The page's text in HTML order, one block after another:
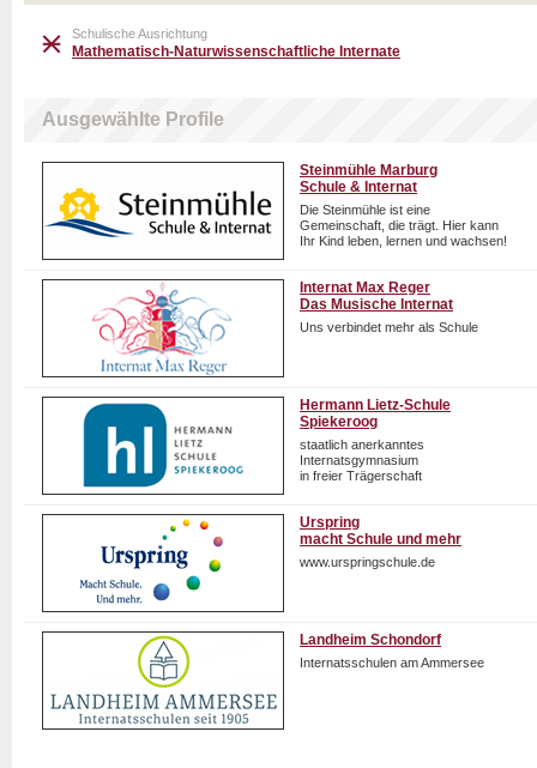
Schulische Ausrichtung
Mathematisch-Naturwissenschaftliche Internate
Ausgewählte Profile
Steinmühle Marburg
Schule & Internat
Die Steinmühle ist eine
Gemeinschaft, die trägt. Hier kann
Ihr Kind leben, lernen und wachsen!
Internat Max Reger
Das Musische Internat
Uns verbindet mehr als Schule
Hermann Lietz-Schule
Spiekeroog
staatlich anerkanntes
Internatsgymnasium
in freier Trägerschaft
Urspring
macht Schule und mehr
www.urspringschule.de
Landheim Schondorf
Internatsschulen am Ammersee